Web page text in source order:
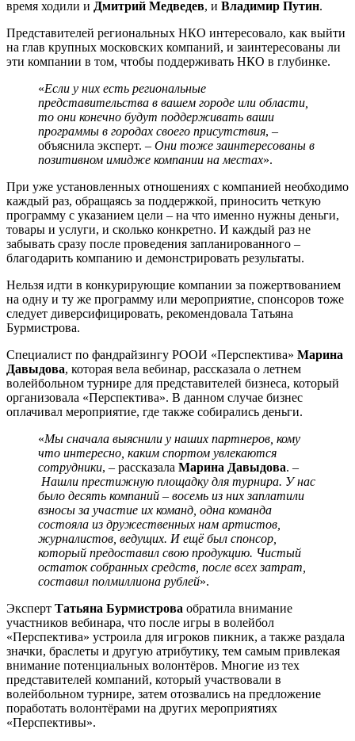
время ходили и Дмитрий Медведев, и Владимир Путин.
Представителей региональных НКО интересовало, как выйти
на глав крупных московских компаний, и заинтересованы ли
эти компании в том, чтобы поддерживать НКО в глубинке.
«Если у них есть региональные
представительства в вашем городе или области,
то они конечно будут поддерживать ваши
программы в городах своего присутствия, –
объяснила эксперт. – Они тоже заинтересованы в
позитивном имидже компании на местах».
При уже установленных отношениях с компанией необходимо
каждый раз, обращаясь за поддержкой, приносить четкую
программу с указанием цели – на что именно нужны деньги,
товары и услуги, и сколько конкретно. И каждый раз не
забывать сразу после проведения запланированного –
благодарить компанию и демонстрировать результаты.
Нельзя идти в конкурирующие компании за пожертвованием
на одну и ту же программу или мероприятие, спонсоров тоже
следует диверсифицировать, рекомендовала Татьяна
Бурмистрова.
Специалист по фандрайзингу РООИ «Перспектива» Марина
Давыдова, которая вела вебинар, рассказала о летнем
волейбольном турнире для представителей бизнеса, который
организовала «Перспектива». В данном случае бизнес
оплачивал мероприятие, где также собирались деньги.
«Мы сначала выяснили у наших партнеров, кому
что интересно, каким спортом увлекаются
сотрудники, – рассказала Марина Давыдова. –
Нашли престижную площадку для турнира. У нас
было десять компаний – восемь из них заплатили
взносы за участие их команд, одна команда
состояла из дружественных нам артистов,
журналистов, ведущих. И ещё был спонсор,
который предоставил свою продукцию. Чистый
остаток собранных средств, после всех затрат,
составил полмиллиона рублей».
Эксперт Татьяна Бурмистрова обратила внимание
участников вебинара, что после игры в волейбол
«Перспектива» устроила для игроков пикник, а также раздала
значки, браслеты и другую атрибутику, тем самым привлекая
внимание потенциальных волонтёров. Многие из тех
представителей компаний, который участвовали в
волейбольном турнире, затем отозвались на предложение
поработать волонтёрами на других мероприятиях
«Перспективы».